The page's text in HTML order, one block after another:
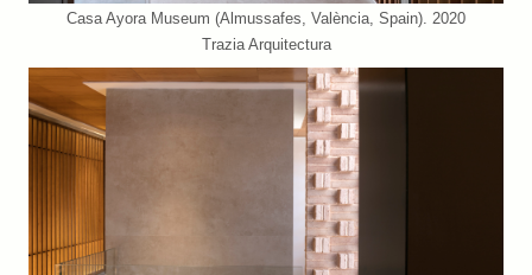
Casa Ayora Museum (Almussafes, València, Spain). 2020
Trazia Arquitectura